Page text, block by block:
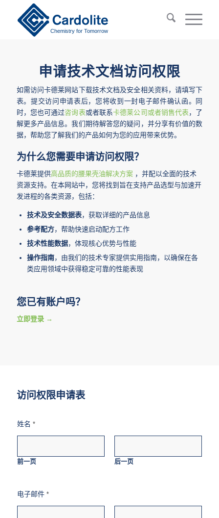
Chemistry for Tomorrow
申请技术文档访问权限
如需访问卡德莱网站下载技术文档及安全相关资料，请填写下
表。提交访问申请表后，您将收到一封电子邮件确认函。同
时，您也可通过咨询表或者联系卡德莱公司或者销售代表，了
解更多产品信息。我们期待解答您的疑问，并分享有价值的数
据，帮助您了解我们的产品如何为您的应用带来优势。
为什么您需要申请访问权限？
卡德莱提供高品质的腰果壳油解决方案，并配以全面的技术
资源支持。在本网站中，您将找到旨在支持产品选型与加速开
发进程的各类资源，包括：
技术及安全数据表，获取详细的产品信息
参考配方，帮助快速启动配方工作
技术性能数据，体现核心优势与性能
操作指南，由我们的技术专家提供实用指南，以确保在各
类应用领域中获得稳定可靠的性能表现
您已有账户吗？
立即登录
访问权限申请表
姓名 *
前一页 后一页
电子邮件 *